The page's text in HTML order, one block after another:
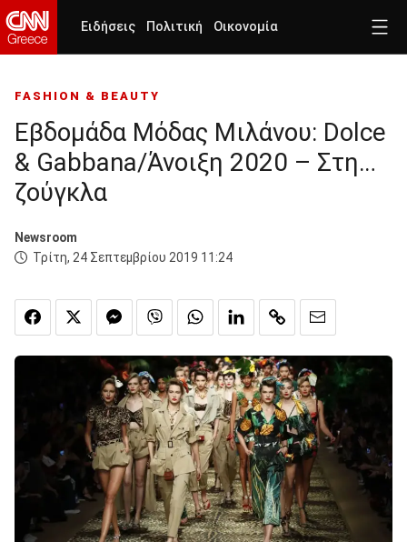
Ειδήσεις Πολιτική Οικονομία
FASHION & BEAUTY
Εβδομάδα Μόδας Μιλάνου: Dolce
& Gabbana/Άνοιξη 2020 – Στη…
ζούγκλα
Newsroom
Τρίτη, 24 Σεπτεμβρίου 2019 11:24